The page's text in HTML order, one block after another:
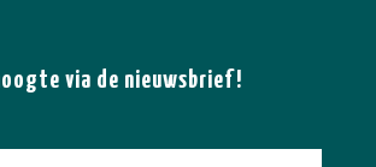
via de nieuwsbrief!